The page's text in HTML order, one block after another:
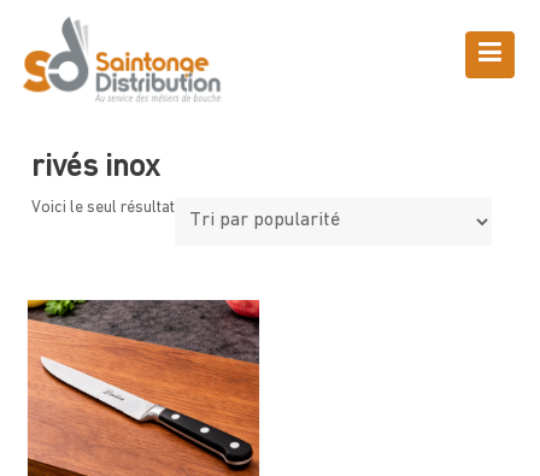
content
Boutique
rivés inox
Voici le seul résultat